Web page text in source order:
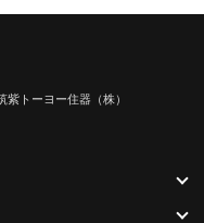
紫トーヨー住器（株）